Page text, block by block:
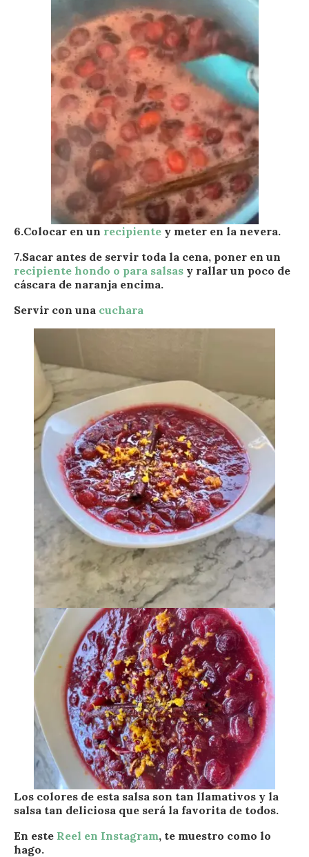
6.Colocar en un recipiente y meter en la nevera.
7.Sacar antes de servir toda la cena, poner en un
recipiente hondo o para salsas y rallar un poco de
cáscara de naranja encima.
Servir con una cuchara
Los colores de esta salsa son tan llamativos y la
salsa tan deliciosa que será la favorita de todos.
En este Reel en Instagram, te muestro como lo
hago.